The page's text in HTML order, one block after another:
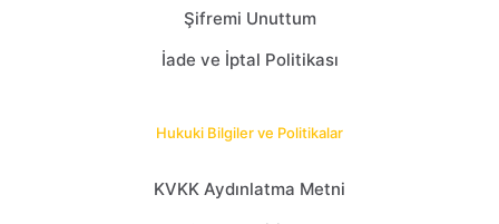
Şifremi Unuttum
İade ve İptal Politikası
Hukuki Bilgiler ve Politikalar
KVKK Aydınlatma Metni